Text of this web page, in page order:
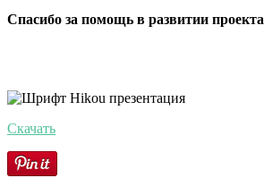
Спасибо за помощь в развитии проекта
Скачать